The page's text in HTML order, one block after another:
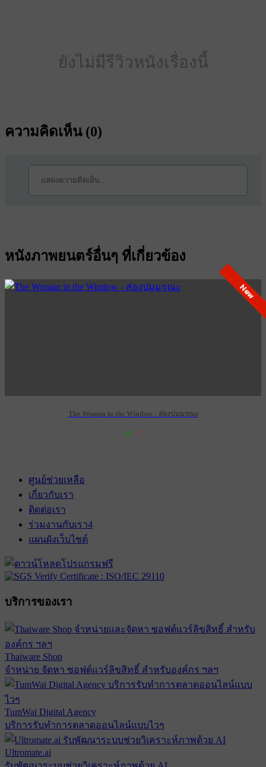
ยังไม่มีรีวิวหนังเรื่องนี้
ความคิดเห็น (0)
หนังภาพยนตร์อื่นๆ ที่เกี่ยวข้อง
New
The Woman in the Window - ส่องปมมรณะ
39 1
ศูนย์ช่วยเหลือ
เกี่ยวกับเรา
ติดต่อเรา
ร่วมงานกับเรา4
แผนผังเว็บไซต์
บริการของเรา
Thaiware Shop
จำหน่าย จัดหา ซอฟต์แวร์ลิขสิทธิ์ สำหรับองค์กร ฯลฯ
TumWai Digital Agency
บริการรับทำการตลาดออนไลน์แบบไวๆ
Ultromate.ai